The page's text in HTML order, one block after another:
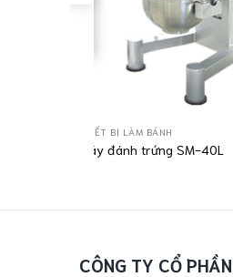
THIẾT BỊ LÀM BÁNH
Máy đánh trứng SM-40L
CÔNG TY CỔ